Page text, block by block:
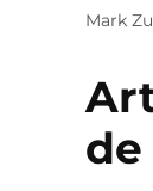
Mark